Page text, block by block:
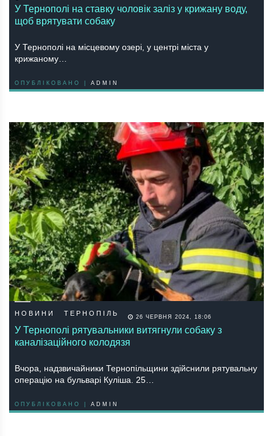
У Тернополі на ставку чоловік заліз у крижану воду,
щоб врятувати собаку
У Тернополі на місцевому озері, у центрі міста у
крижаному…
ОПУБЛІКОВАНО | ADMIN
НОВИНИ ТЕРНОПІЛЬ 26 ЧЕРВНЯ 2024, 18:06
У Тернополі рятувальники витягнули собаку з
каналізаційного колодязя
Вчора, надзвичайники Тернопільщини здійснили рятувальну
операцію на бульварі Куліша. 25…
ОПУБЛІКОВАНО | ADMIN